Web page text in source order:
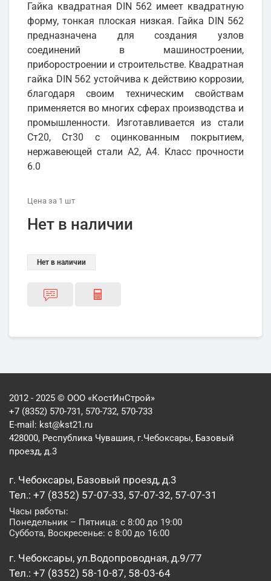
Гайка квадратная DIN 562 имеет квадратную
форму, тонкая плоская низкая. Гайка DIN 562
предназначена для создания узлов
соединений в машиностроении,
приборостроении и строительстве. Квадратная
гайка DIN 562 устойчива к действию коррозии,
благодаря своим техническим свойствам
применяется во многих сферах производства и
промышленности. Изготавливается из стали
Ст20, Ст30 с оцинкованным покрытием,
нержавеющей стали А2, А4. Класс прочности
6.0
Цена за 1 шт
Нет в наличии
Нет в наличии
2012 - 2025 © ООО «КостИнСтрой»
+7 (8352) 570-731, 570-732, 570-733
E-mail: kst@kst21.ru
428000, Республика Чувашия, г.Чебоксары, Базовый
проезд, д.3
г. Чебоксары, Базовый проезд, д.3
Тел.: +7 (8352) 57-07-33, 57-07-32, 57-07-31
Часы работы:
Понедельник – Пятница: с 8:00 до 19:00
Суббота, Воскресенье: с 8:00 до 16:00
г. Чебоксары, ул.Водопроводная, д.9/77
Тел.: +7 (8352) 58-10-87, 58-03-64